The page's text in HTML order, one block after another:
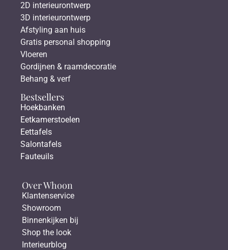
2D interieurontwerp
3D interieurontwerp
Afstyling aan huis
Gratis personal shopping
Vloeren
Gordijnen & raamdecoratie
Behang & verf
Bestsellers
Hoekbanken
Eetkamerstoelen
Eettafels
Salontafels
Fauteuils
Over Whoon
Klantenservice
Showroom
Binnenkijken bij
Shop the look
Interieurblog